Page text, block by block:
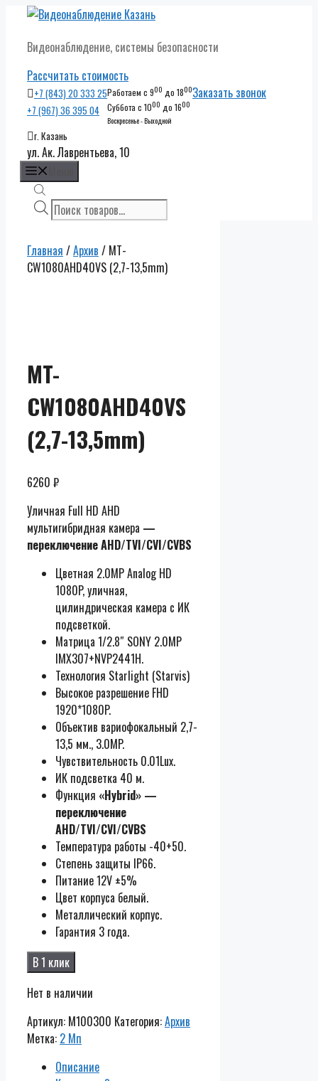
Перейти
содержимому
Видеонаблюдение, системы безопасности
Рассчитать стоимость
+7 (843) 20 333 25
+7 (967) 36 395 04
Работаем с 900 до 1800
Суббота с 1000 до 1600
Воскресенье - Выходной
Заказать звонок
г. Казань
ул. Ак. Лаврентьева, 10
Поиск
товаров
Главная /Архив / MT-
CW1080AHD40VS (2,7-13,5mm)
MT-
CW1080AHD40VS
(2,7-13,5mm)
6260 ₽
Уличная Full HD AHD
мультигибридная камера —
переключение AHD/TVI/CVI/CVBS
Цветная 2.0MP Analog HD
1080P, уличная,
цилиндрическая камера с ИК
подсветкой.
Матрица 1/2.8″ SONY 2.0MP
IMX307+NVP2441H.
Технология Starlight (Starvis)
Высокое разрешение FHD
1920*1080P.
Объектив вариофокальный 2,7-
13,5 мм., 3.0MP.
Чувствительность 0.01Lux.
ИК подсветка 40 м.
Функция «Hybrid» —
переключение
AHD/TVI/CVI/CVBS
Температура работы -40+50.
Cтепень защиты IP66.
Питание 12V ±5%
Цвет корпуса белый.
Металлический корпус.
Гарантия 3 года.
В 1 клик
Нет в наличии
Артикул: M100300 Категория:Архив
Метка: 2 Мп
Описание